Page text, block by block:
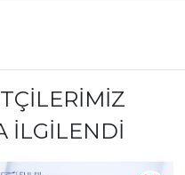
İLGILENDI